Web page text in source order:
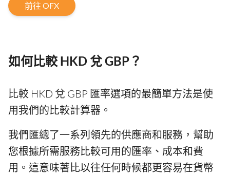
前往 OFX
如何比較 HKD 兌 GBP？
比較 HKD 兌 GBP 匯率選項的最簡單方法是使
用我們的比較計算器。
我們匯總了一系列領先的供應商和服務，幫助
您根據所需服務比較可用的匯率、成本和費
用。這意味著比以往任何時候都更容易在貨幣